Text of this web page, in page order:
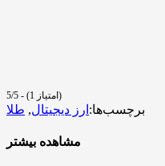
5/5 - (1 امتیاز)
برچسب‌ها: ارز دیجیتال, طلا
مشاهده بیشتر